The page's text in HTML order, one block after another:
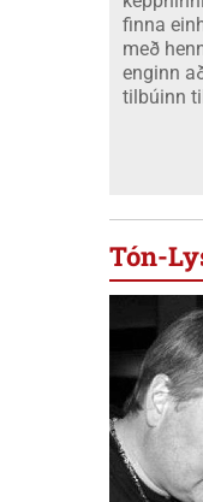
finna
með
enginn
tilbúinn
Tón-